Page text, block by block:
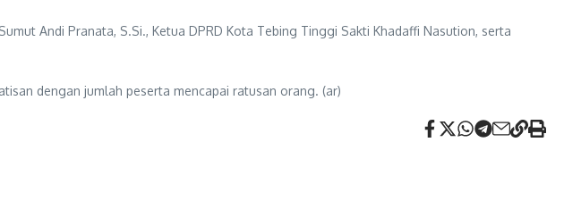
Andi Pranata, S.Si., Ketua DPRD Kota Tebing Tinggi Sakti Khadaffi Nasution, serta
dengan jumlah peserta mencapai ratusan orang. (ar)